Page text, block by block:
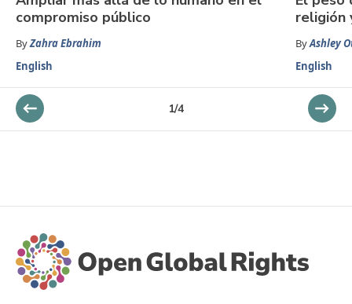
compromiso público
ByZahra Ebrahim
English
religión
ByAshley
English
1/4